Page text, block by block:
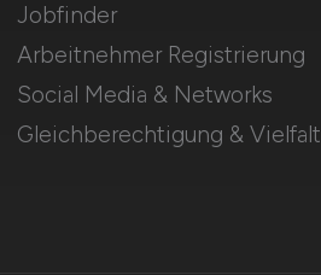
Jobfinder
Arbeitnehmer Registrierung
Social Media & Networks
Gleichberechtigung & Vielfalt